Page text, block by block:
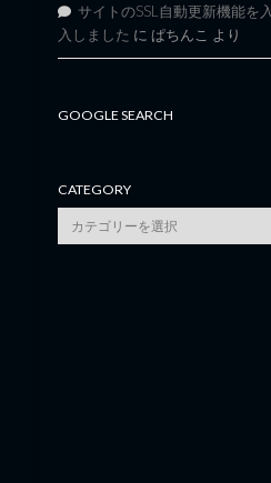
サイトのSSL自動更新機能を
入しました に ぱちんこ より
GOOGLE SEARCH
CATEGORY
category